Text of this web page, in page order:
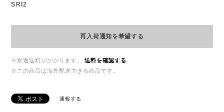
SRI2
再入荷通知を希望する
※別途送料がかかります。
送料を確認する
※この商品は海外配送できる商品です。
通報する